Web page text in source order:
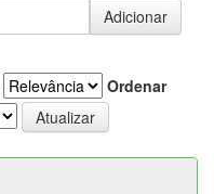
Ordenar